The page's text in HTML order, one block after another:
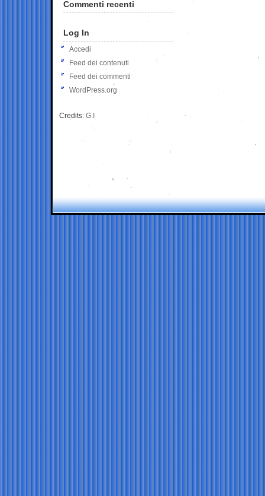
Commenti recenti
Log In
Accedi
Feed dei contenuti
Feed dei commenti
WordPress.org
Credits: G.I